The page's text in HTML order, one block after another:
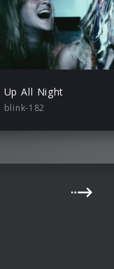
Up All Night
blink-182